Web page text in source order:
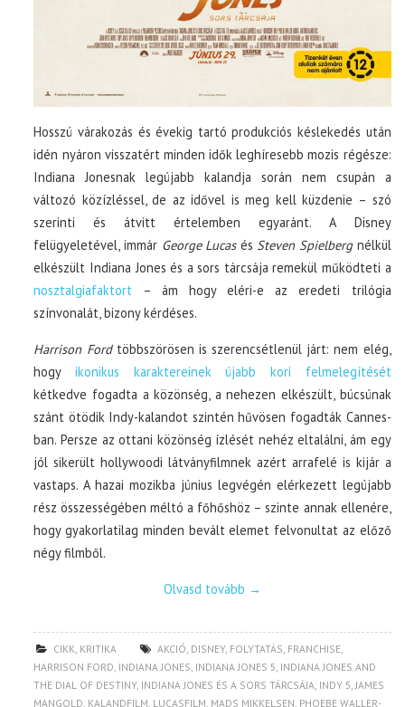
Hosszú várakozás és évekig tartó produkciós késlekedés után
idén nyáron visszatért minden idők leghíresebb mozis régésze:
Indiana Jonesnak legújabb kalandja során nem csupán a
változó közízléssel, de az idővel is meg kell küzdenie – szó
szerinti és átvitt értelemben egyaránt. A Disney
felügyeletével, immár George Lucasés Steven Spielbergnélkül
elkészült Indiana Jones és a sors tárcsája remekül működteti a
nosztalgiafaktort – ám hogy eléri-e az eredeti trilógia
színvonalát, bizony kérdéses.
Harrison Fordtöbbszörösen is szerencsétlenül járt: nem elég,
hogyikonikus karaktereinek újabb kori felmelegítését
kétkedve fogadta a közönség, a nehezen elkészült, búcsúnak
szánt ötödik Indy-kalandot szintén hűvösen fogadták Cannes-
ban. Persze az ottani közönség ízlését nehéz eltalálni, ám egy
jól sikerült hollywoodi látványfilmnek azért arrafelé is kijár a
vastaps. A hazai mozikba június legvégén elérkezett legújabb
rész összességében méltó a főhőshöz – szinte annak ellenére,
hogy gyakorlatilag minden bevált elemet felvonultat az előző
négy filmből.
Olvasd tovább →
CIKK KRITIKA AKCIÓ DISNEY, FOLYTATÁS FRANCHISE
HARRISON FORD INDIANA JONES INDIANA JONES 5 INDIANA JONES AND
THE DIAL OF DESTINY, INDIANA JONES ÉS A SORS TÁRCSÁJA INDY 5 JAMES
MANGOLD KALANDFILM LUCASFILM MADS MIKKELSEN PHOEBE WALLER-